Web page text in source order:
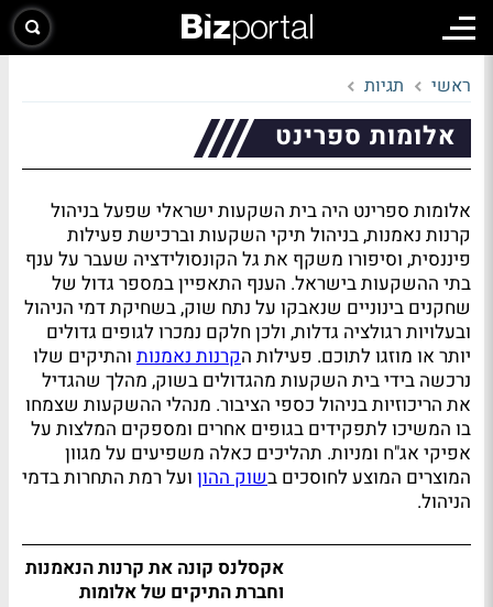
ראשי תגיות
אלומות ספרינט
אלומות ספרינט היה בית השקעות ישראלי שפעל בניהול
קרנות נאמנות, בניהול תיקי השקעות וברכישת פעילות
פיננסית, וסיפורו משקף את גל הקונסולידציה שעבר על ענף
בתי ההשקעות בישראל. הענף התאפיין במספר גדול של
שחקנים בינוניים שנאבקו על נתח שוק, בשחיקת דמי הניהול
ובעלויות רגולציה גדלות, ולכן חלקם נמכרו לגופים גדולים
יותר או מוזגו לתוכם. פעילות הקרנות נאמנות והתיקים שלו
נרכשה בידי בית השקעות מהגדולים בשוק, מהלך שהגדיל
את הריכוזיות בניהול כספי הציבור. מנהלי ההשקעות שצמחו
בו המשיכו לתפקידים בגופים אחרים ומספקים המלצות על
אפיקי אג"ח ומניות. תהליכים כאלה משפיעים על מגוון
המוצרים המוצע לחוסכים בשוק ההון ועל רמת התחרות בדמי
הניהול.
אקסלנס קונה את קרנות הנאמנות
וחברת התיקים של אלומות